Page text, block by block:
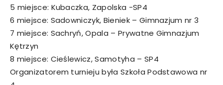
5 miejsce: Kubaczka, Zapolska -SP4
6 miejsce: Sadowniczyk, Bieniek – Gimnazjum nr 3
7 miejsce: Sachryń, Opala – Prywatne Gimnazjum
Kętrzyn
8 miejsce: Cieślewicz, Samotyha – SP4
Organizatorem turnieju była Szkoła Podstawowa nr